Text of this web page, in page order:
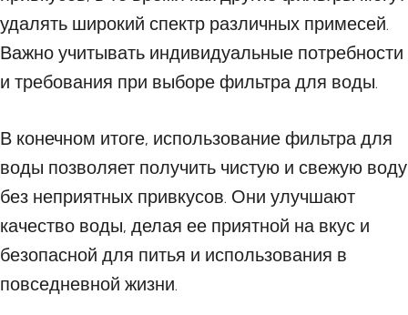
удалять широкий спектр различных примесей.
Важно учитывать индивидуальные потребности
и требования при выборе фильтра для воды.
В конечном итоге, использование фильтра для
воды позволяет получить чистую и свежую воду
без неприятных привкусов. Они улучшают
качество воды, делая ее приятной на вкус и
безопасной для питья и использования в
повседневной жизни.